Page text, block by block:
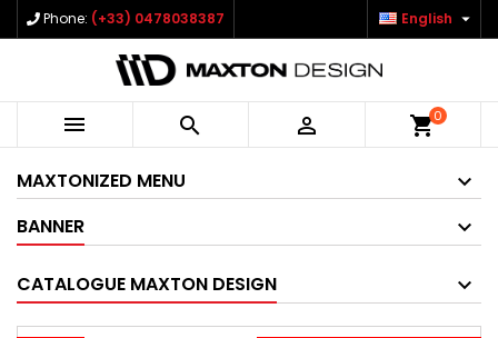
Phone: (+33) 0478038387 English 
   shopping_cart0
MAXTONIZED MENU
BANNER
CATALOGUE MAXTON DESIGN